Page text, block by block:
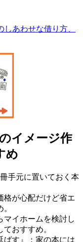
しあわせな借り方、
イメージ作
め
手元に置いておく本
格が心配だけど省エ
マイホームを検討し
おすすめ。
ばす』：家の本には